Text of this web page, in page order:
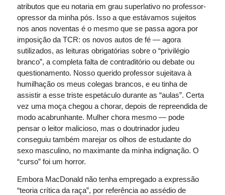
atributos que eu notaria em grau superlativo no professor-
opressor da minha pós. Isso a que estávamos sujeitos
nos anos noventas é o mesmo que se passa agora por
imposição da TCR: os novos autos de fé — agora
sutilizados, as leituras obrigatórias sobre o “privilégio
branco”, a completa falta de contraditório ou debate ou
questionamento. Nosso querido professor sujeitava à
humilhação os meus colegas brancos, e eu tinha de
assistir a esse triste espetáculo durante as “aulas”. Certa
vez uma moça chegou a chorar, depois de repreendida de
modo acabrunhante. Mulher chora mesmo — pode
pensar o leitor malicioso, mas o doutrinador judeu
conseguiu também marejar os olhos de estudante do
sexo masculino, no maximante da minha indignação. O
“curso” foi um horror.
Embora MacDonald não tenha empregado a expressão
“teoria crítica da raça”, por referência ao assédio de